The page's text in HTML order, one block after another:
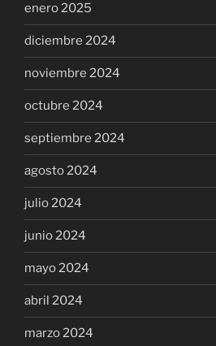
enero 2025
diciembre 2024
noviembre 2024
octubre 2024
septiembre 2024
agosto 2024
julio 2024
junio 2024
mayo 2024
abril 2024
marzo 2024